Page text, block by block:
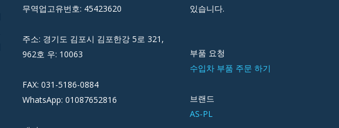
무역업고유번호: 45423620
주소: 경기도 김포시 김포한강 5로 321,
962호 우: 10063
FAX: 031-5186-0884
WhatsApp: 01087652816
있습니다.
부품 요청
수입차 부품 주문 하기
브랜드
AS-PL